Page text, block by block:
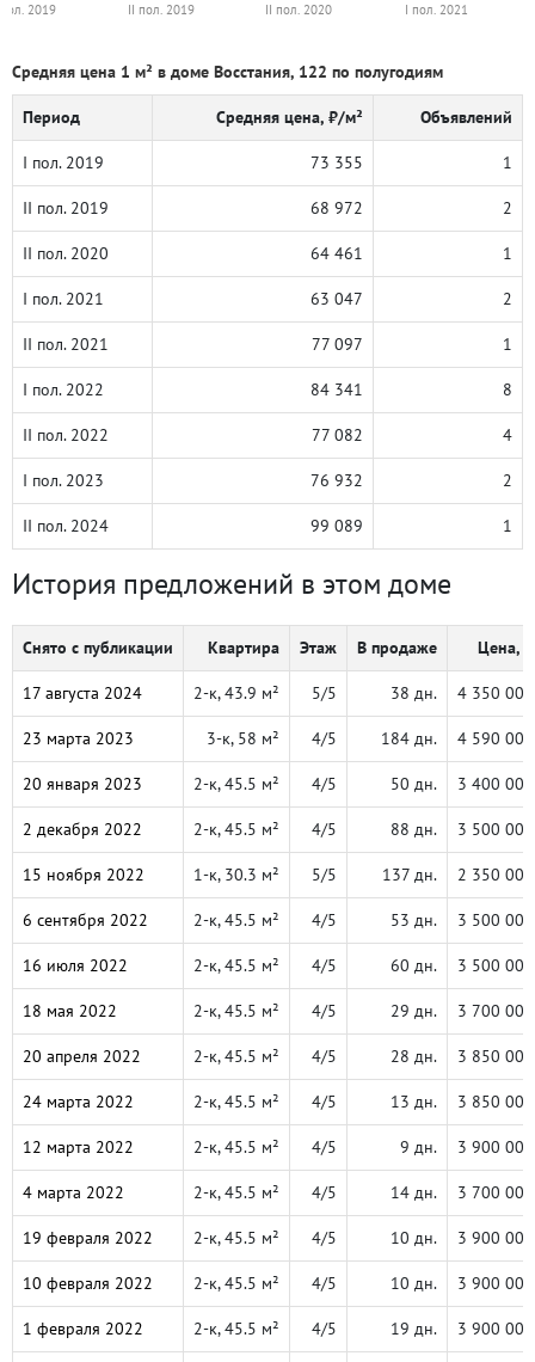
2019 II пол. 2019 II пол. 2020 I пол. 2021
Средняя цена 1 м² в доме Восстания, 122 по полугодиям
Период Средняя цена, ₽/м² Объявлений
I пол. 2019 73 355 1
II пол. 2019 68 972 2
II пол. 2020 64 461 1
I пол. 2021 63 047 2
II пол. 2021 77 097 1
I пол. 2022 84 341 8
II пол. 2022 77 082 4
I пол. 2023 76 932 2
II пол. 2024 99 089 1
История предложений в этом доме
Снято с публикации Квартира Этаж В продаже Цена, ₽
17 августа 2024 2-к, 43.9 м² 5/5 38 дн. 4 350 000
23 марта 2023 3-к, 58 м² 4/5 184 дн. 4 590 000
20 января 2023 2-к, 45.5 м² 4/5 50 дн. 3 400 000
2 декабря 2022 2-к, 45.5 м² 4/5 88 дн. 3 500 000
15 ноября 2022 1-к, 30.3 м² 5/5 137 дн. 2 350 000
6 сентября 2022 2-к, 45.5 м² 4/5 53 дн. 3 500 000
16 июля 2022 2-к, 45.5 м² 4/5 60 дн. 3 500 000
18 мая 2022 2-к, 45.5 м² 4/5 29 дн. 3 700 000
20 апреля 2022 2-к, 45.5 м² 4/5 28 дн. 3 850 000
24 марта 2022 2-к, 45.5 м² 4/5 13 дн. 3 850 000
12 марта 2022 2-к, 45.5 м² 4/5 9 дн. 3 900 000
4 марта 2022 2-к, 45.5 м² 4/5 14 дн. 3 700 000
19 февраля 2022 2-к, 45.5 м² 4/5 10 дн. 3 900 000
10 февраля 2022 2-к, 45.5 м² 4/5 10 дн. 3 900 000
1 февраля 2022 2-к, 45.5 м² 4/5 19 дн. 3 900 000